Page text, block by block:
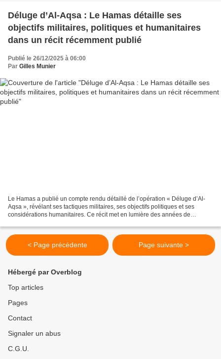
Déluge d’Al-Aqsa : Le Hamas détaille ses
objectifs militaires, politiques et humanitaires
dans un récit récemment publié
Publié le 26/12/2025 à 06:00
Par Gilles Munier
Le Hamas a publié un compte rendu détaillé de l’opération « Déluge d’Al-
Aqsa », révélant ses tactiques militaires, ses objectifs politiques et ses
considérations humanitaires. Ce récit met en lumière des années de
< Page précédente Page suivante >
Hébergé par Overblog
Top articles
Pages
Contact
Signaler un abus
C.G.U.